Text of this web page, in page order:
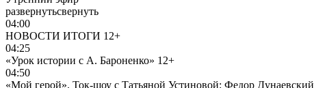
развернутьсвернуть
04:00
НОВОСТИ ИТОГИ 12+
04:25
«Урок истории с А. Бароненко» 12+
04:50
«Мой герой». Ток-шоу с Татьяной Устиновой: Федор Дунаевский